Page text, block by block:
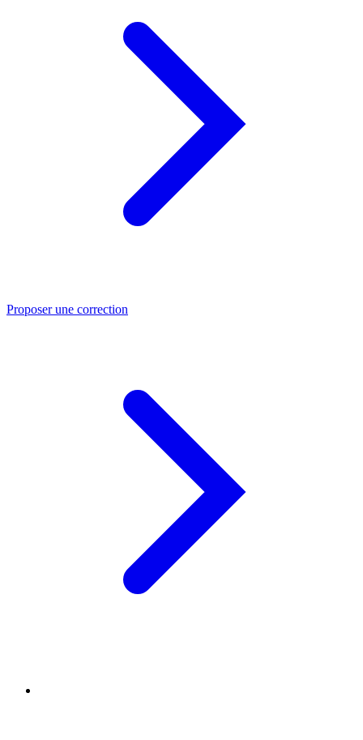
Proposer une correction